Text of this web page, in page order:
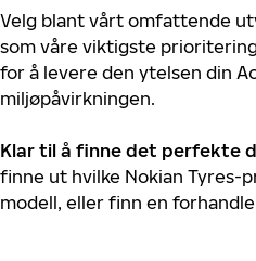
Velg blant vårt omfattende
som våre viktigste
for å levere den ytelsen din
miljøpåvirkningen.
Klar til å finne det perfekte
finne ut hvilke Nokian Tyres-
modell, eller finn en